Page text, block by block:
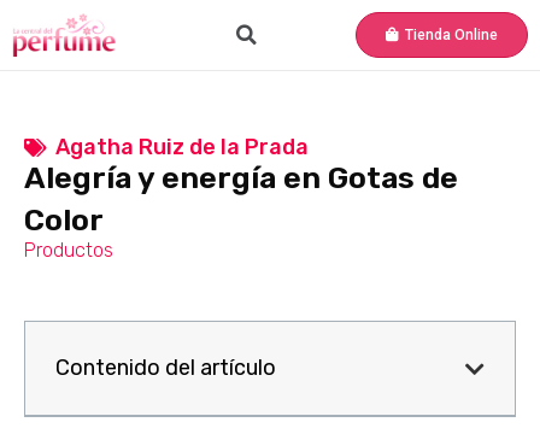
Tienda Online
Agatha Ruiz de la Prada
Alegría y energía en Gotas de
Color
Productos
Contenido del artículo